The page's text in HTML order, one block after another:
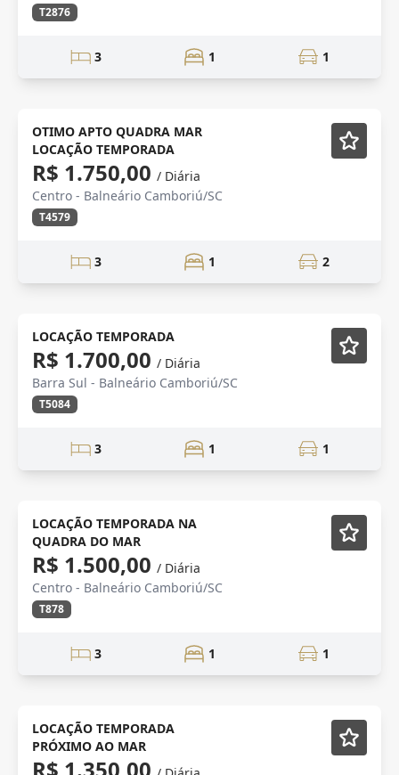
T2876
3 1 1
BARRA SUL Semi-Novo
OTIMO APTO QUADRA MAR
LOCAÇÃO TEMPORADA
R$ 1.750,00 / Diária
Centro - Balneário Camboriú/SC
T4579
3 1 2
Mobiliado
LOCAÇÃO TEMPORADA
R$ 1.700,00 / Diária
Barra Sul - Balneário Camboriú/SC
T5084
3 1 1
TEMPORADA Mobiliado
LOCAÇÃO TEMPORADA NA
QUADRA DO MAR
R$ 1.500,00 / Diária
Centro - Balneário Camboriú/SC
T878
3 1 1
Mobiliado
LOCAÇÃO TEMPORADA
PRÓXIMO AO MAR